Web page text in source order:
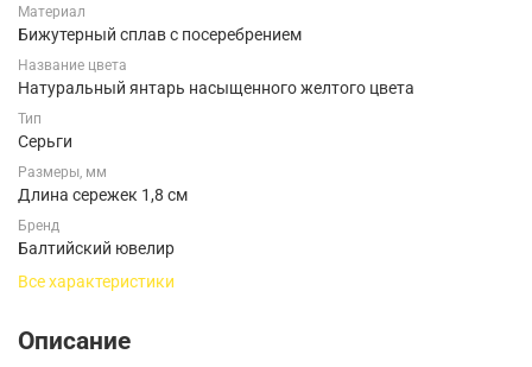
Материал
Бижутерный сплав с посеребрением
Название цвета
Натуральный янтарь насыщенного желтого цвета
Тип
Серьги
Размеры, мм
Длина сережек 1,8 см
Бренд
Балтийский ювелир
Все характеристики
Описание